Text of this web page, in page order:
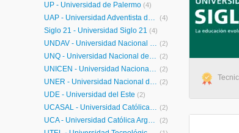
UP - Universidad de Palermo (4)
UAP - Universidad Adventista del Plata (4)
Siglo 21 - Universidad Siglo 21 (4)
UNDAV - Universidad Nacional de Avellaneda (2)
UNQ - Universidad Nacional de Quilmes Posgrados (2)
UNICEN - Universidad Nacional del Centro de la Provincia de Buenos Aires (2)
UNER - Universidad Nacional de Entre Ríos (2)
UDE - Universidad del Este (2)
UCASAL - Universidad Católica de Salta (2)
UCA - Universidad Católica Argentina (2)